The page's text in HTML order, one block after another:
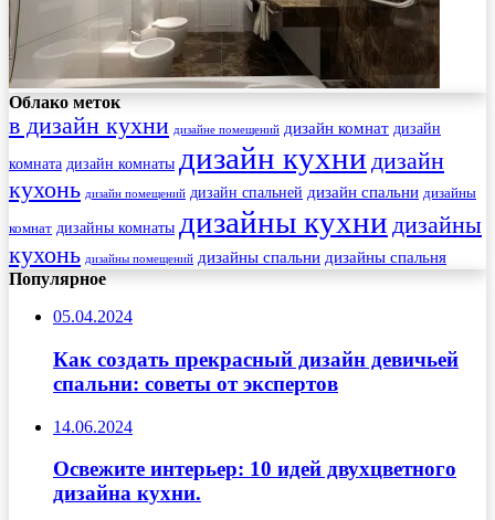
Облако меток
в дизайн кухни дизайне помещений дизайн комнат дизайн
комната дизайн комнаты дизайн кухни дизайн
кухонь дизайн помещений дизайн спальней дизайн спальни дизайны
комнат дизайны комнаты дизайны кухни дизайны
кухонь дизайны помещений дизайны спальни дизайны спальня
Популярное
05.04.2024
Как создать прекрасный дизайн девичьей
спальни: советы от экспертов
14.06.2024
Освежите интерьер: 10 идей двухцветного
дизайна кухни.